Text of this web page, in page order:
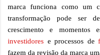
marca funciona como um
transformação pode ser
crescimento e momentos
investidores e processos de
fazem da revisão da marca